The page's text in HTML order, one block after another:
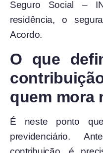
Seguro Social –
residência, o
Acordo.
O que
quem mora
É neste ponto
previdenciário.